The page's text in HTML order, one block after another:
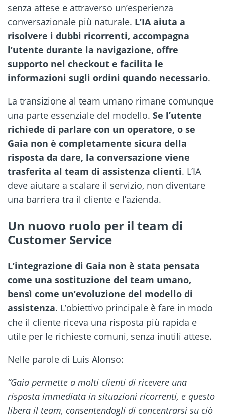
senza attese e attraverso un’esperienza
conversazionale più naturale. L’IA aiuta a
risolvere i dubbi ricorrenti, accompagna
l’utente durante la navigazione, offre
supporto nel checkout e facilita le
informazioni sugli ordini quando necessario.
La transizione al team umano rimane comunque
una parte essenziale del modello. Se l’utente
richiede di parlare con un operatore, o se
Gaia non è completamente sicura della
risposta da dare, la conversazione viene
trasferita al team di assistenza clienti. L’IA
deve aiutare a scalare il servizio, non diventare
una barriera tra il cliente e l’azienda.
Un nuovo ruolo per il team di
Customer Service
L’integrazione di Gaia non è stata pensata
come una sostituzione del team umano,
bensì come un’evoluzione del modello di
assistenza. L’obiettivo principale è fare in modo
che il cliente riceva una risposta più rapida e
utile per le richieste comuni, senza inutili attese.
Nelle parole di Luis Alonso:
“Gaia permette a molti clienti di ricevere una
risposta immediata in situazioni ricorrenti, e questo
libera il team, consentendogli di concentrarsi su ciò